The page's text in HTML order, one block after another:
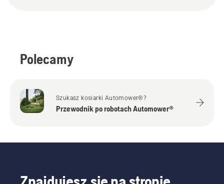
Polecamy
Szukasz kosiarki Automower®?
Przewodnik po robotach Automower®